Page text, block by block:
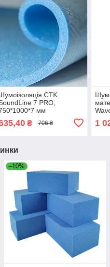
CTK
7 PRO,
мм
₴ 706 ₴ 1
–10%